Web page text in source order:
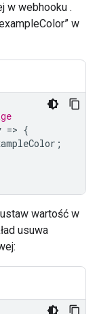
w webhooku .
w
=> {
;
wartość w
usuwa